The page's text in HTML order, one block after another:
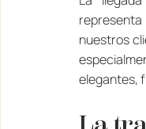
nuestros
elegantes,